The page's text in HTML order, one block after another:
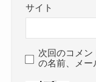
サイト
次回のコメン
の名前、メー